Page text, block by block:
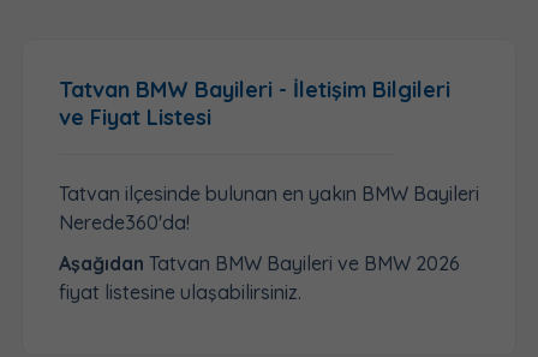
Tatvan BMW Bayileri - İletişim Bilgileri
ve Fiyat Listesi
Tatvan ilçesinde bulunan en yakın BMW Bayileri
Nerede360'da!
Aşağıdan Tatvan BMW Bayileri ve BMW 2026
fiyat listesine ulaşabilirsiniz.